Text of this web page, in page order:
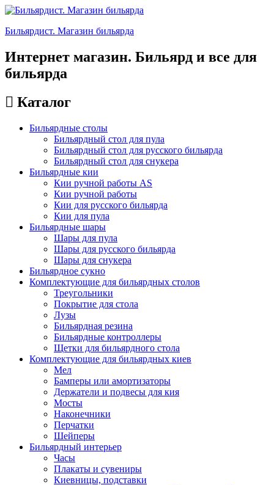
Бильярдист. Магазин бильярда
Интернет магазин. Бильярд и все для
бильярда
Каталог
Бильярдные столы
Бильярдный стол для пула
Бильярдный стол для русского бильярда
Бильярдный стол для снукера
Бильярдные кии
Кии ручной работы AS
Кии ручной работы
Кии для русского бильярда
Кии для пула
Бильярдные шары
Шары для пула
Шары для русского бильярда
Шары для снукера
Бильярдное сукно
Комплектующие для бильярдных столов
Треугольники
Покрытие для стола
Лузы
Бильярдная резина
Бильярдные контроллеры
Щетки для бильярдного стола
Комплектующие для бильярдных киев
Мел
Бамперы или амортизаторы
Держатели и подвесы для кия
Мосты
Наконечники
Перчатки
Шейперы
Бильярдный интерьер
Часы
Плакаты и сувениры
Киевницы, подставки